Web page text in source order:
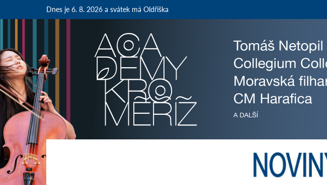
Dnes je 6. 8. 2026 a svátek má Oldřiška